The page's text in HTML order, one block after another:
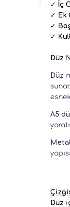
✓ İç
✓ Ek
✓
✓
Düz
Düz
A5
Düz